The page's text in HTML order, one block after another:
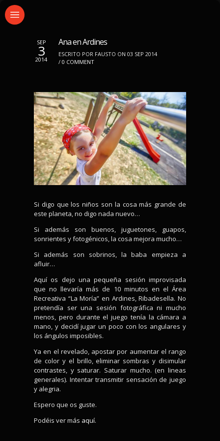
SEP
3
2014
Ana en Ardines
ESCRITO POR FAUSTO ON 03 SEP 2014
/ 0 COMMENT
Si digo que los niños son la cosa más grande de
este planeta, no digo nada nuevo…
Si además son buenos, juguetones, guapos,
sonrientes y fotogénicos, la cosa mejora mucho…
Si además son sobrinos, la baba empieza a
afluir…
Aquí os dejo una pequeña sesión improvisada
que no llevaría más de 10 minutos en el Área
Recreativa “La Moría” en Ardines, Ribadesella. No
pretendía ser una sesión fotográfica ni mucho
menos, pero durante el juego tenía la cámara a
mano, y decidí jugar un poco con los angulares y
los ángulos imposibles.
Ya en el revelado, apostar por aumentar el rango
de color y el brillo, eliminar sombras y disimular
contrastes, y saturar. Saturar mucho. (en lineas
generales). Intentar transmitir sensación de juego
y alegria.
Espero que os guste.
Podéis ver más aquí.